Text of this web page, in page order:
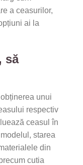
a ceasurilor,
ai la
să
unui
respectiv
ceasul în
starea
din
cutia